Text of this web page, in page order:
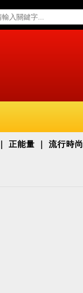
正能量 流行時尚